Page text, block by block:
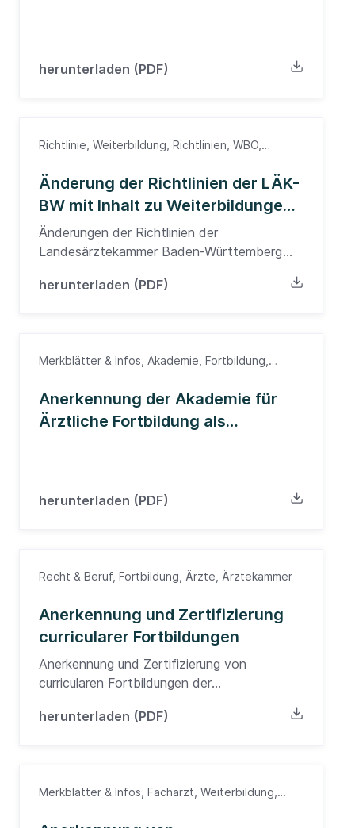
herunterladen (PDF)
Richtlinie, Weiterbildung, Richtlinien, WBO,
Änderung der Richtlinien der LÄK-
BW mit Inhalt zu Weiterbildungen
2003
Änderungen der Richtlinien der
Landesärztekammer Baden-Württemberg
herunterladen (PDF)
Merkblätter & Infos, Akademie, Fortbildung,
Anerkennung der Akademie für
Ärztliche Fortbildung als
herunterladen (PDF)
Recht & Beruf, Fortbildung, Ärzte, Ärztekammer
Anerkennung und Zertifizierung
curricularer Fortbildungen
Anerkennung und Zertifizierung von
curricularen Fortbildungen der
herunterladen (PDF)
Merkblätter & Infos, Facharzt, Weiterbildung,